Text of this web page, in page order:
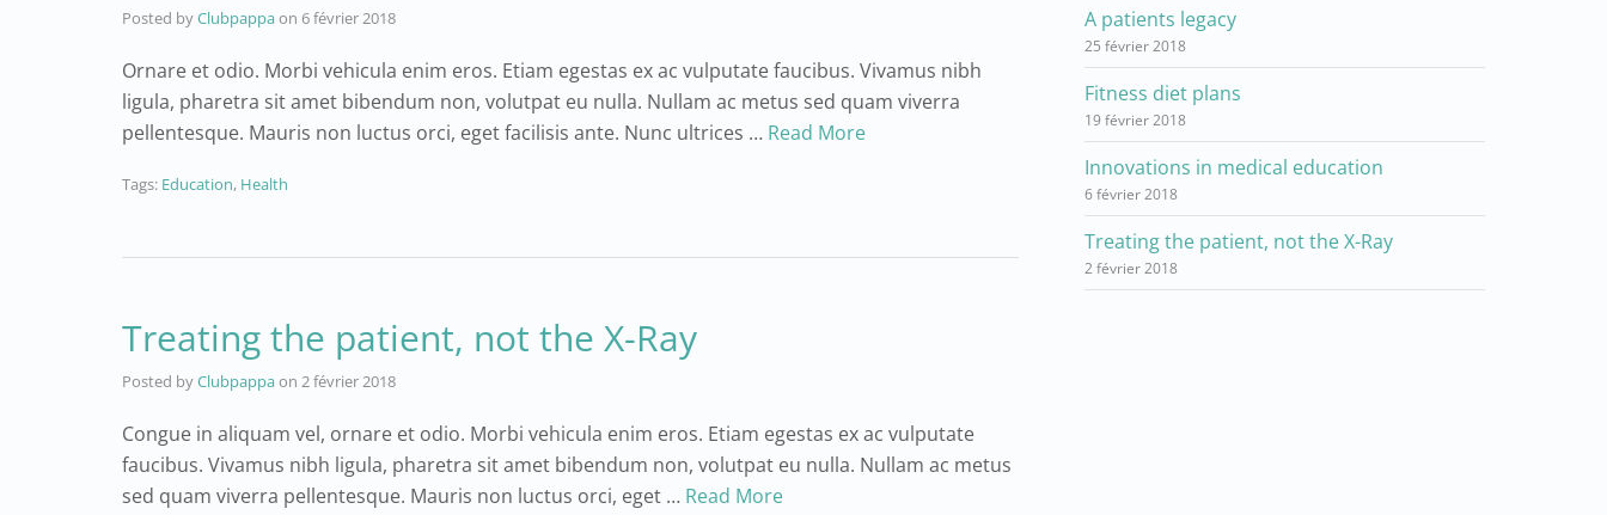
Posted byClubpappaon 6 février 2018
Ornare et odio. Morbi vehicula enim eros. Etiam egestas ex ac vulputate faucibus. Vivamus nibh
ligula, pharetra sit amet bibendum non, volutpat eu nulla. Nullam ac metus sed quam viverra
pellentesque. Mauris non luctus orci, eget facilisis ante. Nunc ultrices … Read More
Tags: Education, Health
Treating the patient, not the X-Ray
Posted byClubpappaon 2 février 2018
Congue in aliquam vel, ornare et odio. Morbi vehicula enim eros. Etiam egestas ex ac vulputate
faucibus. Vivamus nibh ligula, pharetra sit amet bibendum non, volutpat eu nulla. Nullam ac metus
sed quam viverra pellentesque. Mauris non luctus orci, eget … Read More
A patients legacy
25 février 2018
Fitness diet plans
19 février 2018
Innovations in medical education
6 février 2018
Treating the patient, not the X-Ray
2 février 2018